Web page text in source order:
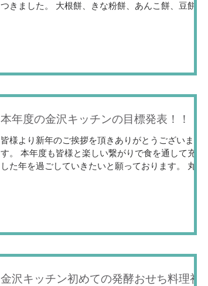
つきました。 大根餅、きな粉餅、あんこ餅、豆餅、
本年度の金沢キッチンの目標発表！！
皆様より新年のご挨拶を頂きありがとうございま
す。 本年度も皆様と楽しい繋がりで食を通して充実
した年を過ごしていきたいと願っております。 丸山
金沢キッチン初めての発酵おせち料理初